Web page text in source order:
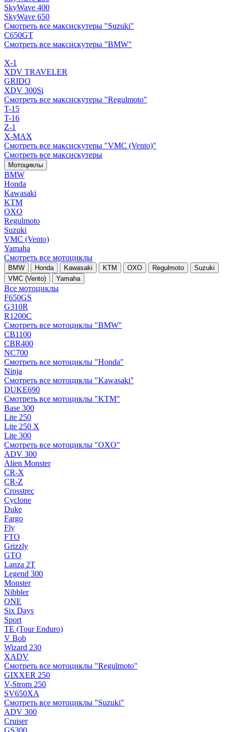
SkyWave 400
SkyWave 650
Смотреть все максискутеры "Suzuki"
C650GT
Смотреть все максискутеры "BMW"
X-1
XDV TRAVELER
GRIDO
XDV 300Si
Смотреть все максискутеры "Regulmoto"
T-15
T-16
Z-1
X-MAX
Смотреть все максискутеры "VMC (Vento)"
Смотреть все максискутеры
Мотоциклы
BMW
Honda
Kawasaki
KTM
OXO
Regulmoto
Suzuki
VMC (Vento)
Yamaha
Смотреть все мотоциклы
BMW Honda Kawasaki KTM OXO Regulmoto
Suzuki
VMC (Vento)
Yamaha
Все мотоциклы
F650GS
G310R
R1200C
Смотреть все мотоциклы "BMW"
CB1100
CBR400
NC700
Смотреть все мотоциклы "Honda"
Ninja
Смотреть все мотоциклы "Kawasaki"
DUKE690
Смотреть все мотоциклы "KTM"
Base 300
Lite 250
Lite 250 X
Lite 300
Смотреть все мотоциклы "OXO"
ADV 300
Alien Monster
CR-X
CR-Z
Crosstrec
Cyclone
Duke
Fargo
Fly
FTO
Grizzly
GTO
Lanza 2T
Legend 300
Monster
Nibbler
ONE
Six Days
Sport
TE (Tour Enduro)
V Bob
Wizard 230
XADV
Смотреть все мотоциклы "Regulmoto"
GIXXER 250
V-Strom 250
SV650XA
Смотреть все мотоциклы "Suzuki"
ADV 300
Cruiser